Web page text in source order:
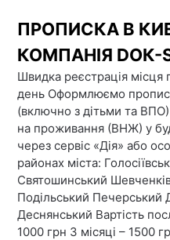
content
ПРОПИСКА В
КОМПАНІЯ DOК-
Швидка реєстрація місця
день Оформлюємо
(включно з дітьми та ВПО)
на проживання (ВНЖ) у
через сервіс «Дія» або
районах міста:
Святошинський
Подільський Печерський
Деснянський Вартість
1000 грн 3 місяці – 1500